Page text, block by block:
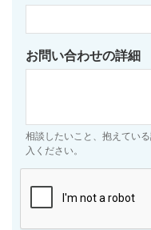
お問い合わせの詳細
相談したいこと、抱えてい
入ください。